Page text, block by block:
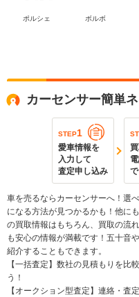
ポルシェ ボルボ
カーセンサー簡単
STEP1
愛車情報を
入力して
査定申し込み
車を売るならカーセンサーへ！選
になる方法が見つかるかも！他に
の買取情報はもちろん、買取の流
も安心の情報が満載です！五十音
紹介することもできます。
【一括査定】数社の見積もりを比
う！
【オークション型査定】連絡・査